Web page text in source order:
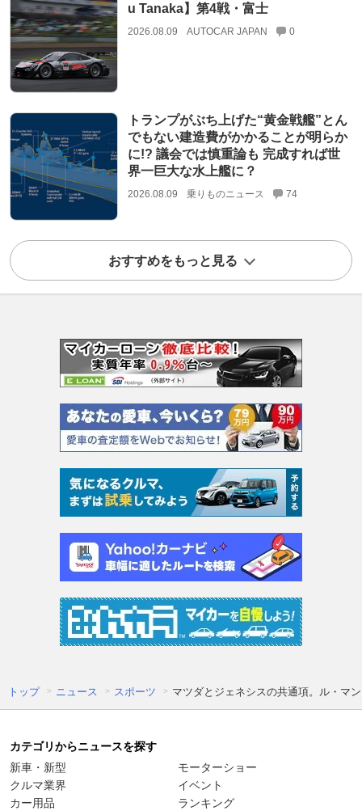
u Tanaka】第4戦・富士
2026.08.09 AUTOCAR JAPAN 0
トランプがぶち上げた“黄金戦艦”とん
でもない建造費がかかることが明らか
に!? 議会では慎重論も 完成すれば世
界一巨大な水上艦に？
2026.08.09 乗りものニュース 74
おすすめをもっと見る
トップ ニュース スポーツ マツダとジェネシスの共通項。ル・マ
カテゴリからニュースを探す
新車・新型
クルマ業界
カー用品
モーターショー
イベント
ランキング